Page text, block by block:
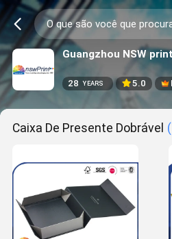
Guangzhou NSW
28 YEARS 5.0
Caixa De Presente Dobrável